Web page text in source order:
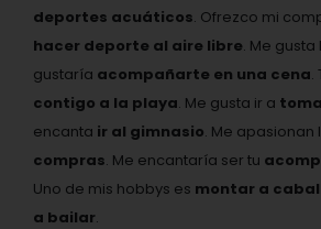
deportes acuáticos. Ofrezco mi
hacer deporte al aire libre. Me
gustaría acompañarte en una cena.
contigo a la playa. Me gusta ir a
encanta ir al gimnasio. Me
compras. Me encantaría ser tu
Uno de mis hobbys es montar a
a bailar.